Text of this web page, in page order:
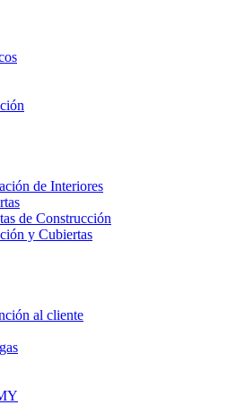
de Interiores
de Construcción
y Cubiertas
al cliente